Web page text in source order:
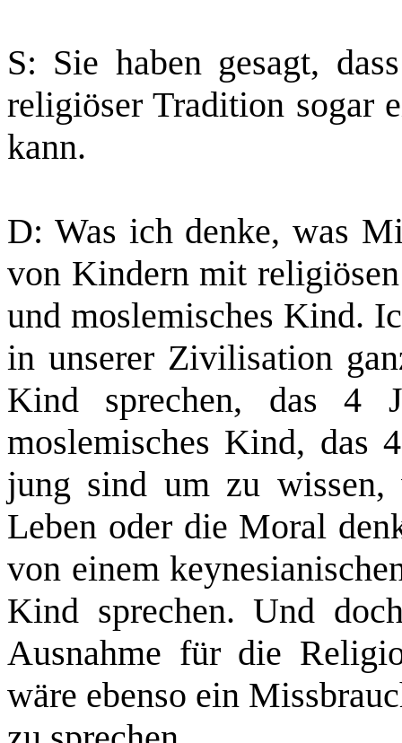
S: Sie haben gesagt,
religiöser Tradition sogar
kann.
D: Was ich denke, was
von Kindern mit
und moslemisches Kind.
in unserer Zivilisation
Kind sprechen, das 4
moslemisches Kind, das
jung sind um zu wissen,
Leben oder die Moral
von einem
Kind sprechen. Und
Ausnahme für die
wäre ebenso ein